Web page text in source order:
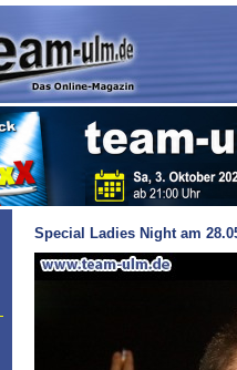
Special Ladies Night am